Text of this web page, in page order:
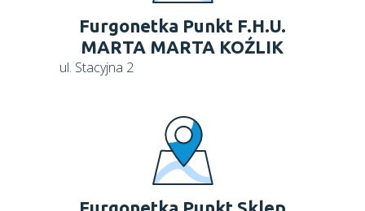
Furgonetka Punkt F.H.U.
MARTA MARTA KOŹLIK
ul. Stacyjna 2